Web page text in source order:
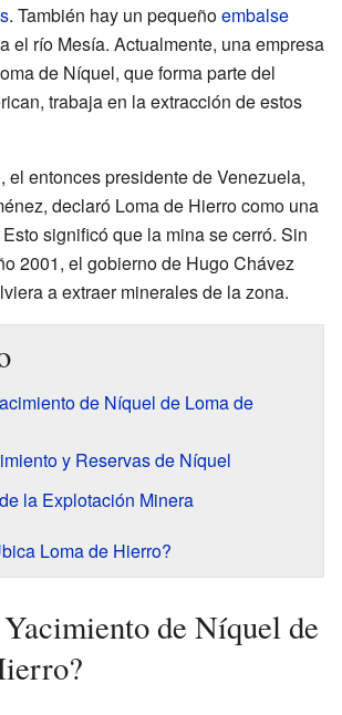
. También hay un pequeñoembalse
el río Mesía. Actualmente, una empresa
de Níquel, que forma parte del
trabaja en la extracción de estos
el entonces presidente de Venezuela,
declaró Loma de Hierro como una
significó que la mina se cerró. Sin
2001, el gobierno de Hugo Chávez
a extraer minerales de la zona.
de Níquel de Loma de
y Reservas de Níquel
la Explotación Minera
Loma de Hierro?
de Níquel de